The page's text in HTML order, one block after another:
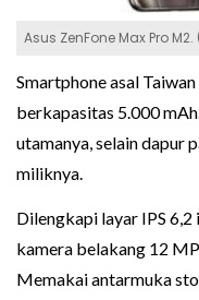
Asus ZenFone Max Pro
Smartphone asal
berkapasitas 5.000
utamanya, selain dapur
miliknya.
Dilengkapi layar IPS
kamera belakang 12
Memakai antarmuka